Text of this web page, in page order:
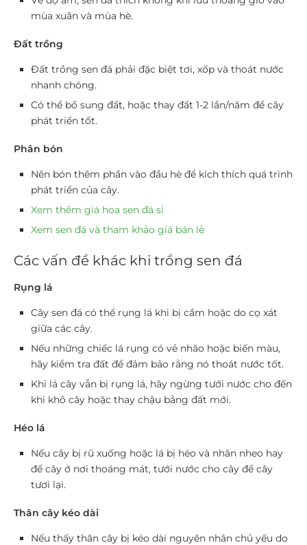
mùa xuân và mùa hè.
Đất trồng
Đất trồng sen đá phải đặc biệt tơi, xốp và thoát nước
nhanh chóng.
Có thể bổ sung đất, hoặc thay đất 1-2 lần/năm để cây
phát triển tốt.
Phân bón
Nên bón thêm phần vào đầu hè để kích thích quá trình
phát triển của cây.
Xem thêm giá hoa sen đá sỉ
Xem sen đá và tham khảo giá bán lẻ
Các vấn đề khác khi trồng sen đá
Rụng lá
Cây sen đá có thể rụng lá khi bị cầm hoặc do cọ xát
giữa các cây.
Nếu những chiếc lá rụng có vẻ nhão hoặc biến màu,
hãy kiểm tra đất để đảm bảo rằng nó thoát nước tốt.
Khi lá cây vẫn bị rụng lá, hãy ngừng tưới nước cho đến
khi khô cây hoặc thay chậu bằng đất mới.
Héo lá
Nếu cây bị rũ xuống hoặc lá bị héo và nhăn nheo hay
để cây ở nơi thoáng mát, tưới nước cho cây để cây
tươi lại.
Thân cây kéo dài
Nếu thấy thân cây bị kéo dài nguyên nhân chủ yếu do